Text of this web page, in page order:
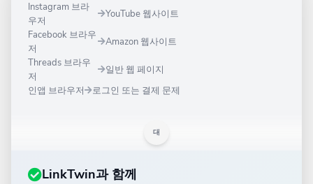
Instagram 브라
우저
YouTube 웹사이트
Facebook 브라우
저
Amazon 웹사이트
Threads 브라우
저
일반 웹 페이지
인앱 브라우저
로그인 또는 결제 문제
대
LinkTwin과 함께